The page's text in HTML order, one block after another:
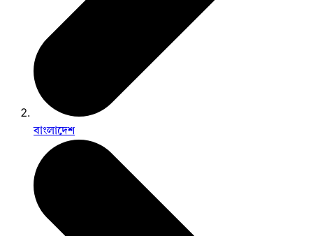
বাংলাদেশ